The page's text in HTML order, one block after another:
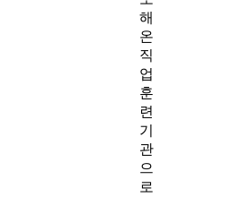
해
온
직
업
훈
련
기
관
으
로